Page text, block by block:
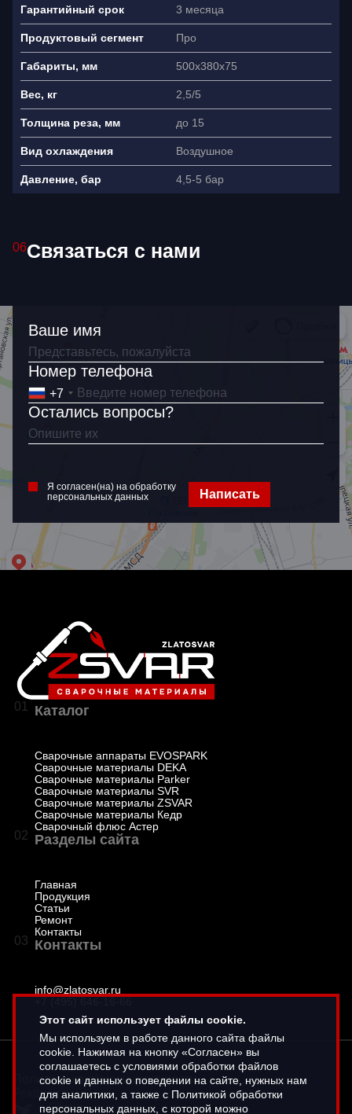
Гарантийный срок 3 месяца
Продуктовый сегмент Про
Габариты, мм 500x380x75
Вес, кг 2,5/5
Толщина реза, мм до 15
Вид охлаждения Воздушное
Давление, бар 4,5-5 бар
06Связаться с нами
Ваше имя
Номер телефона
+7
Остались вопросы?
Я согласен(на) на обработку
персональных данных
Написать
Как связаться?
+7
персональных данных
01 Каталог
Сварочные аппараты EVOSPARK
Сварочные материалы DEKA
Сварочные материалы Parker
Сварочные материалы SVR
Сварочные материалы ZSVAR
Сварочные материалы Кедр
Сварочный флюс Астер
02 Разделы сайта
Главная
Продукция
Статьи
Ремонт
Контакты
03 Контакты
info@zlatosvar.ru
Политика конфиденциальности
Реквизиты
Этот сайт использует файлы cookie.
Мы используем в работе данного сайта файлы
cookie. Нажимая на кнопку «Согласен» вы
соглашаетесь с условиями обработки файлов
cookie и данных о поведении на сайте, нужных нам
для аналитики, а также с Политикой обработки
персональных данных, с которой можно